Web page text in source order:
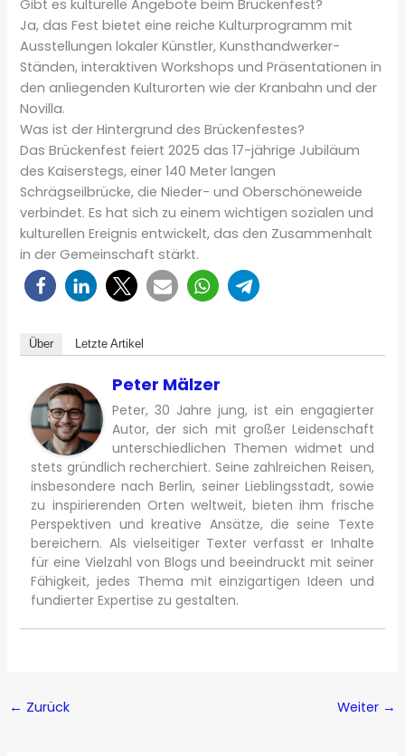
Gibt es kulturelle Angebote beim Brückenfest?
Ja, das Fest bietet eine reiche Kulturprogramm mit
Ausstellungen lokaler Künstler, Kunsthandwerker-
Ständen, interaktiven Workshops und Präsentationen in
den anliegenden Kulturorten wie der Kranbahn und der
Novilla.
Was ist der Hintergrund des Brückenfestes?
Das Brückenfest feiert 2025 das 17-jährige Jubiläum
des Kaiserstegs, einer 140 Meter langen
Schrägseilbrücke, die Nieder- und Oberschöneweide
verbindet. Es hat sich zu einem wichtigen sozialen und
kulturellen Ereignis entwickelt, das den Zusammenhalt
in der Gemeinschaft stärkt.
Über Letzte Artikel
Peter Mälzer
Peter, 30 Jahre jung, ist ein engagierter
Autor, der sich mit großer Leidenschaft
unterschiedlichen Themen widmet und
stets gründlich recherchiert. Seine zahlreichen Reisen,
insbesondere nach Berlin, seiner Lieblingsstadt, sowie
zu inspirierenden Orten weltweit, bieten ihm frische
Perspektiven und kreative Ansätze, die seine Texte
bereichern. Als vielseitiger Texter verfasst er Inhalte
für eine Vielzahl von Blogs und beeindruckt mit seiner
Fähigkeit, jedes Thema mit einzigartigen Ideen und
fundierter Expertise zu gestalten.
← Zurück Weiter →